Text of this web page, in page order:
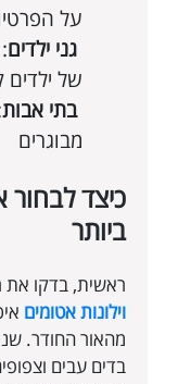
על
גני ילדים
של ילדים
בתי אבות
מבוגרים
כיצד לבחור
ביותר
ראשית, בדקו את
וילונות אטומים
מהאור החודר.
בדים עבים